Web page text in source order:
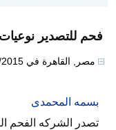
فحم للتصدير
مصر القاهرة في
بسمه المحمدى
تصدر الشركه الفحم